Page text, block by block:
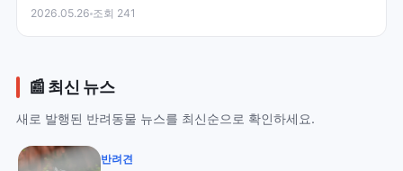
으십니다. 그러나 — FDA·Hill's·PetMD·…
2026.05.26 조회 241
📰 최신 뉴스
새로 발행된 반려동물 뉴스를 최신순으로 확인하세요.
반려견